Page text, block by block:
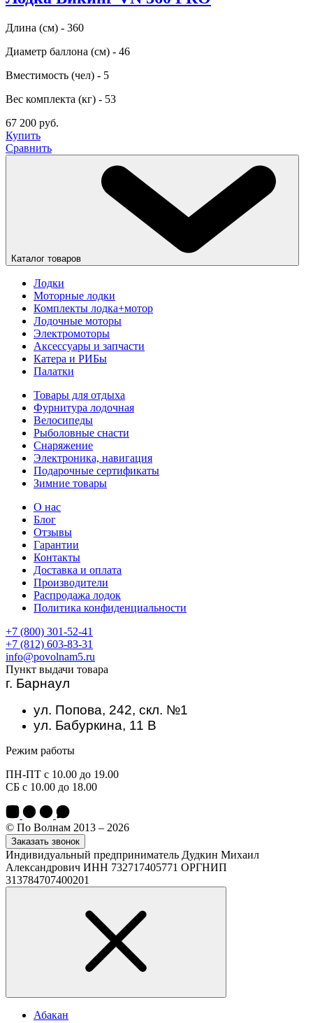
Длина (см) - 360
Диаметр баллона (см) - 46
Вместимость (чел) - 5
Вес комплекта (кг) - 53
67 200 руб.
Купить
Сравнить
Каталог товаров
Лодки
Моторные лодки
Комплекты лодка+мотор
Лодочные моторы
Электромоторы
Аксессуары и запчасти
Катера и РИБы
Палатки
Товары для отдыха
Фурнитура лодочная
Велосипеды
Рыболовные снасти
Снаряжение
Электроника, навигация
Подарочные сертификаты
Зимние товары
О нас
Блог
Отзывы
Гарантии
Контакты
Доставка и оплата
Производители
Распродажа лодок
Политика конфиденциальности
+7 (800) 301-52-41
+7 (812) 603-83-31
info@povolnam5.ru
Пункт выдачи товара
г. Барнаул
ул. Попова, 242, скл. №1
ул. Бабуркина, 11 В
Режим работы
ПН-ПТ с 10.00 до 19.00
СБ с 10.00 до 18.00
© По Волнам 2013 – 2026
Заказать звонок
Индивидуальный предприниматель Дудкин Михаил
Александрович ИНН 732717405771 ОРГНИП
313784707400201
Абакан